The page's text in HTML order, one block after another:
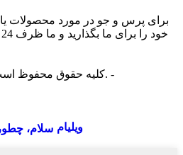
برای پرس و جو در مورد محصولات
© Copyright - 2010-2020: کلیه حقوق محفوظ است. -
ویلیام